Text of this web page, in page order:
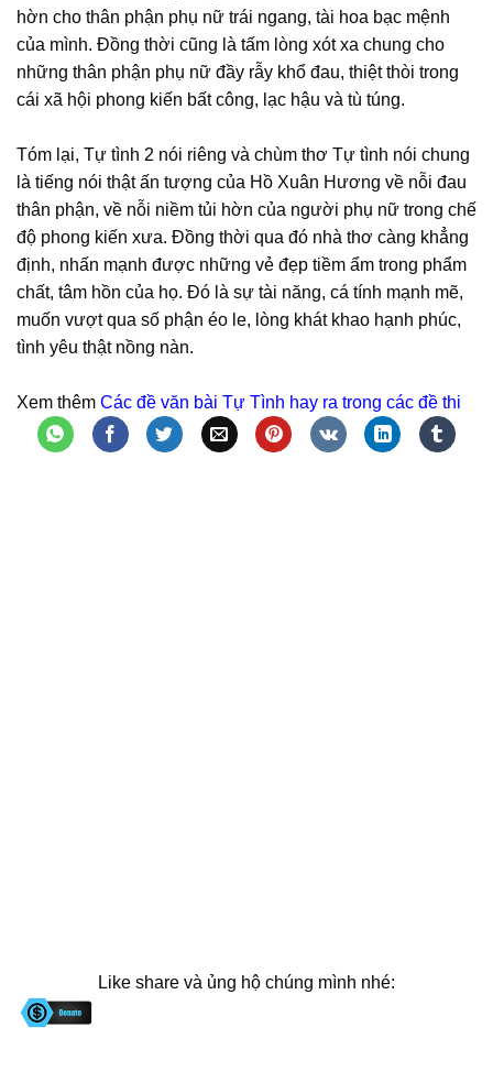
hờn cho thân phận phụ nữ trái ngang, tài hoa bạc mệnh
của mình. Đồng thời cũng là tấm lòng xót xa chung cho
những thân phận phụ nữ đầy rẫy khổ đau, thiệt thòi trong
cái xã hội phong kiến bất công, lạc hậu và tù túng.
Tóm lại, Tự tình 2 nói riêng và chùm thơ Tự tình nói chung
là tiếng nói thật ấn tượng của Hồ Xuân Hương về nỗi đau
thân phận, về nỗi niềm tủi hờn của người phụ nữ trong chế
độ phong kiến xưa. Đồng thời qua đó nhà thơ càng khẳng
định, nhấn mạnh được những vẻ đẹp tiềm ẩm trong phẩm
chất, tâm hồn của họ. Đó là sự tài năng, cá tính mạnh mẽ,
muốn vượt qua số phận éo le, lòng khát khao hạnh phúc,
tình yêu thật nồng nàn.
Xem thêm Các đề văn bài Tự Tình hay ra trong các đề thi
Like share và ủng hộ chúng mình nhé: